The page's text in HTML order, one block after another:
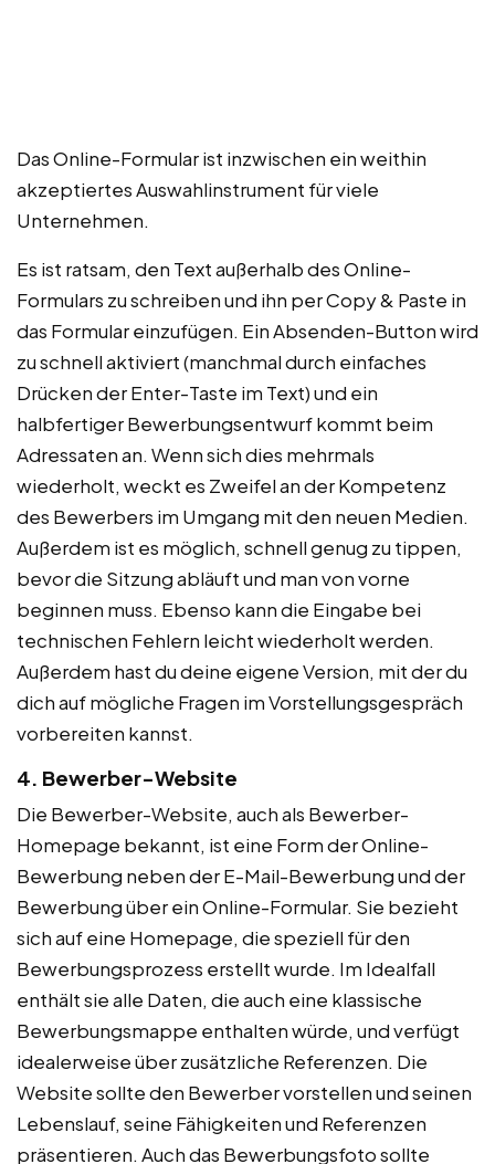
Das Online-Formular ist inzwischen ein weithin
akzeptiertes Auswahlinstrument für viele
Unternehmen.
Es ist ratsam, den Text außerhalb des Online-
Formulars zu schreiben und ihn per Copy & Paste in
das Formular einzufügen. Ein Absenden-Button wird
zu schnell aktiviert (manchmal durch einfaches
Drücken der Enter-Taste im Text) und ein
halbfertiger Bewerbungsentwurf kommt beim
Adressaten an. Wenn sich dies mehrmals
wiederholt, weckt es Zweifel an der Kompetenz
des Bewerbers im Umgang mit den neuen Medien.
Außerdem ist es möglich, schnell genug zu tippen,
bevor die Sitzung abläuft und man von vorne
beginnen muss. Ebenso kann die Eingabe bei
technischen Fehlern leicht wiederholt werden.
Außerdem hast du deine eigene Version, mit der du
dich auf mögliche Fragen im Vorstellungsgespräch
vorbereiten kannst.
4. Bewerber-Website
Die Bewerber-Website, auch als Bewerber-
Homepage bekannt, ist eine Form der Online-
Bewerbung neben der E-Mail-Bewerbung und der
Bewerbung über ein Online-Formular. Sie bezieht
sich auf eine Homepage, die speziell für den
Bewerbungsprozess erstellt wurde. Im Idealfall
enthält sie alle Daten, die auch eine klassische
Bewerbungsmappe enthalten würde, und verfügt
idealerweise über zusätzliche Referenzen. Die
Website sollte den Bewerber vorstellen und seinen
Lebenslauf, seine Fähigkeiten und Referenzen
präsentieren. Auch das Bewerbungsfoto sollte